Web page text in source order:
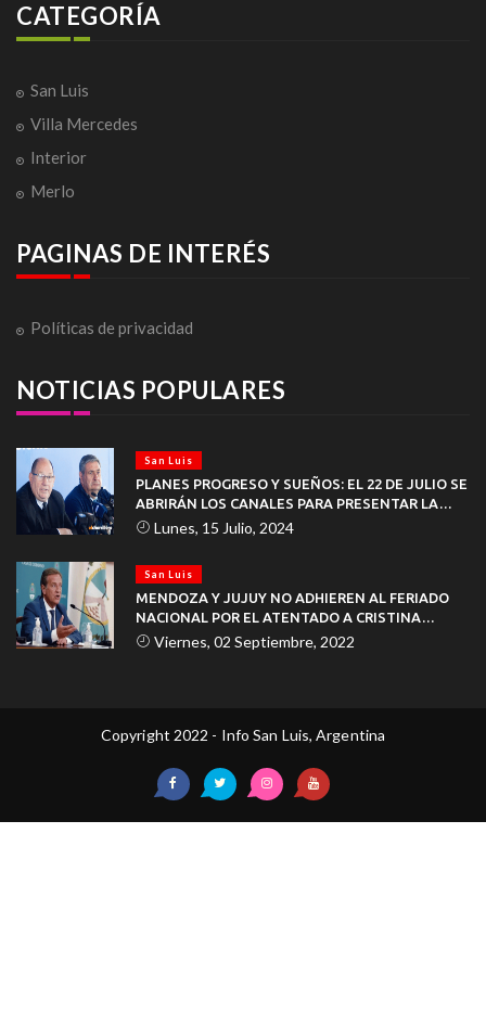
CATEGORÍA
San Luis
Villa Mercedes
Interior
Merlo
PAGINAS DE INTERÉS
Políticas de privacidad
NOTICIAS POPULARES
San Luis
PLANES PROGRESO Y SUEÑOS: EL 22 DE JULIO SE
ABRIRÁN LOS CANALES PARA PRESENTAR LA
DOCUMENTACIÓN
Lunes, 15 Julio, 2024
San Luis
MENDOZA Y JUJUY NO ADHIEREN AL FERIADO
NACIONAL POR EL ATENTADO A CRISTINA
KIRCHNER
Viernes, 02 Septiembre, 2022
Copyright 2022 - Info San Luis, Argentina